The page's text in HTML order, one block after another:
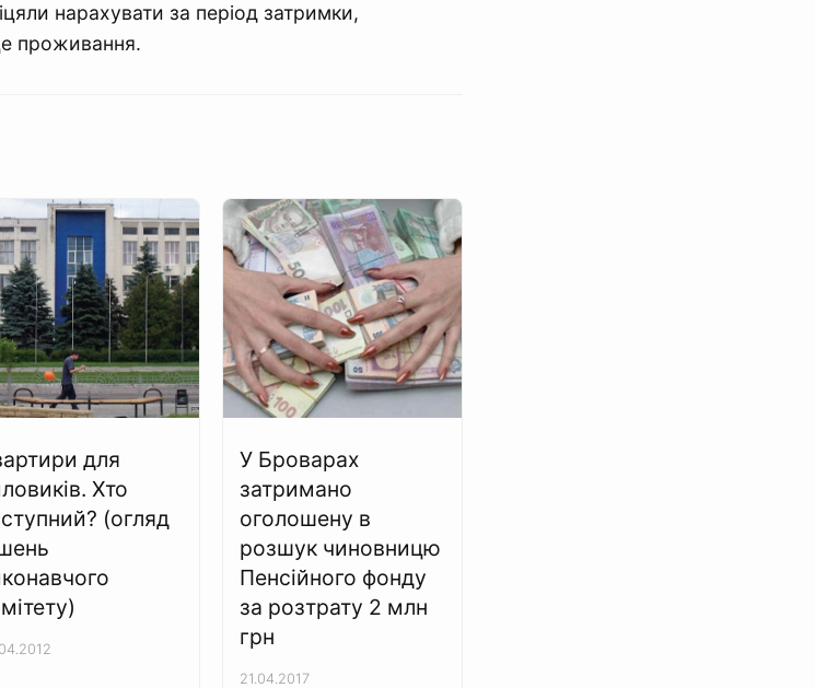
нарахувати за період затримки,
проживання.
для
Хто
(огляд
У Броварах
затримано
оголошену в
розшук чиновницю
Пенсійного фонду
за розтрату 2 млн
грн
21.04.2017